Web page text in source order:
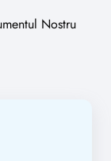
Nostru